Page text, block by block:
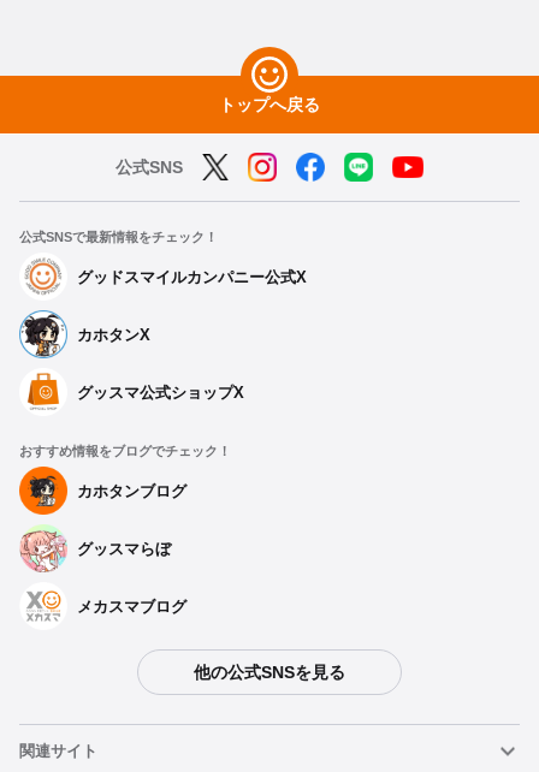
トップへ戻る
公式SNS
公式SNSで最新情報をチェック！
グッドスマイルカンパニー公式X
カホタンX
グッスマ公式ショップX
おすすめ情報をブログでチェック！
カホタンブログ
グッスマらぼ
メカスマブログ
他の公式SNSを見る
関連サイト